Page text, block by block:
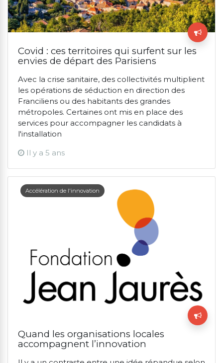
Covid : ces territoires qui surfent sur les
envies de départ des Parisiens
Avec la crise sanitaire, des collectivités multiplient
les opérations de séduction en direction des
Franciliens ou des habitants des grandes
métropoles. Certaines ont mis en place des
services pour accompagner les candidats à
l'installation
Il y a 5 ans
Accélération de l'innovation
Quand les organisations locales
accompagnent l’innovation